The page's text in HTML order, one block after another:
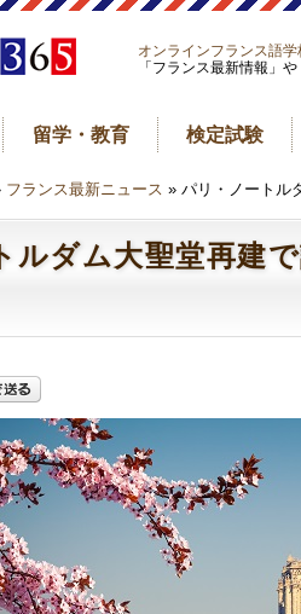
オンラインフランス語
「フランス最新情報」
留学・教育 検定試験
フランス最新ニュース » パリ・ノートル
ルダム大聖堂再建